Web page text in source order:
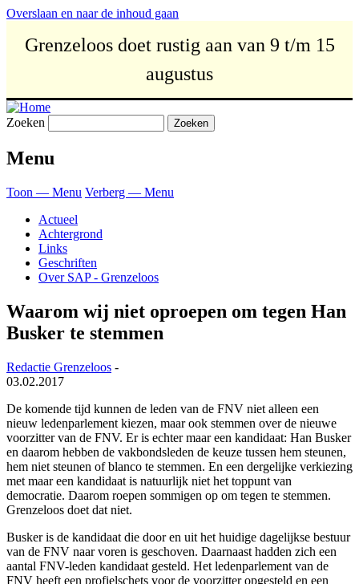
Overslaan en naar de inhoud gaan
Grenzeloos doet rustig aan van 9 t/m 15
augustus
Zoeken
Menu
Toon — Menu Verberg — Menu
Actueel
Achtergrond
Links
Geschriften
Over SAP - Grenzeloos
Waarom wij niet oproepen om tegen Han
Busker te stemmen
Redactie Grenzeloos -
03.02.2017
De komende tijd kunnen de leden van de FNV niet alleen een
nieuw ledenparlement kiezen, maar ook stemmen over de nieuwe
voorzitter van de FNV. Er is echter maar een kandidaat: Han Busker
en daarom hebben de vakbondsleden de keuze tussen hem steunen,
hem niet steunen of blanco te stemmen. En een dergelijke verkiezing
met maar een kandidaat is natuurlijk niet het toppunt van
democratie. Daarom roepen sommigen op om tegen te stemmen.
Grenzeloos doet dat niet.
Busker is de kandidaat die door en uit het huidige dagelijkse bestuur
van de FNV naar voren is geschoven. Daarnaast hadden zich een
aantal FNV-leden kandidaat gesteld. Het ledenparlement van de
FNV heeft een profielschets voor de voorzitter opgesteld en een